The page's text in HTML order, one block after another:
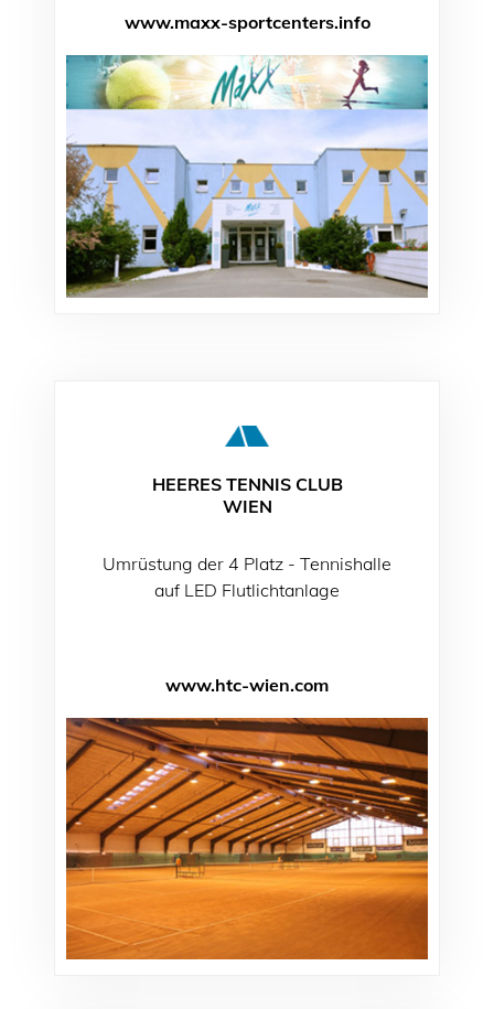
www.maxx-sportcenters.info
HEERES TENNIS CLUB
WIEN
Umrüstung der 4 Platz - Tennishalle
auf LED Flutlichtanlage
www.htc-wien.com